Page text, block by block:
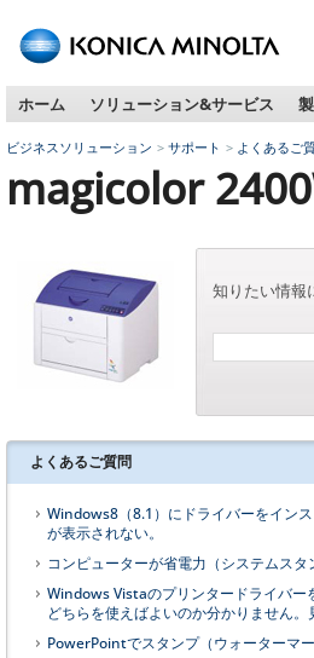
内
動
用
の
本
移
動
し
ま
す
ホーム ソリューション&サービス
ビジネスソリューション サポート よくあるご
magicolor
知りたい情報
よくあるご質問
Windows8（8.1）にドライバーをイン
が表示されない。
コンピューターが省電力（システムス
Windows Vistaのプリンタードライバ
どちらを使えばよいのか分かりません。
PowerPointでスタンプ（ウォーターマ